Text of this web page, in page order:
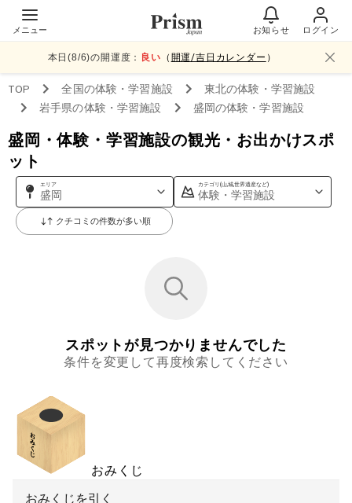
メニュー お知らせ ログイン
本日(8/6)の開運度： 良い （ 開運/吉日カレンダー ）
TOP 全国の体験・学習施設 東北の体験・学習施設
岩手県の体験・学習施設 盛岡の体験・学習施設
盛岡・体験・学習施設の観光・お出かけスポ
ット
エリア
盛岡
カテゴリ(山,城,世界遺産など)
体験・学習施設
クチコミの件数が多い順
スポットが見つかりませんでした
条件を変更して再度検索してください
おみくじ
おみくじを引く